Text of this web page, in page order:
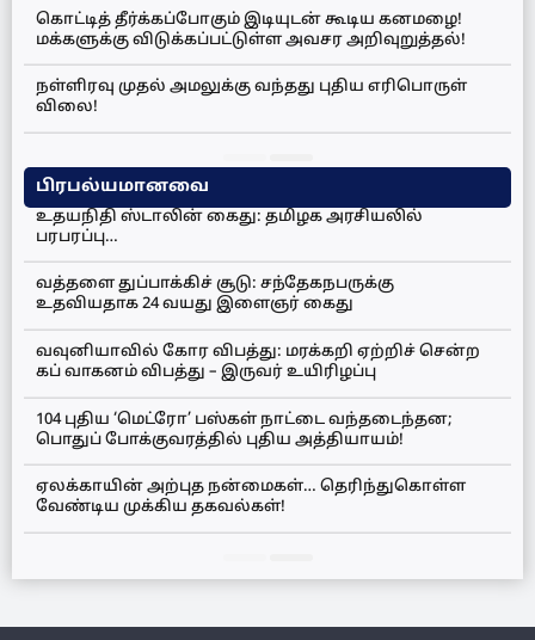
கொட்டித் தீர்க்கப்போகும் இடியுடன் கூடிய கனமழை!
மக்களுக்கு விடுக்கப்பட்டுள்ள அவசர அறிவுறுத்தல்!
நள்ளிரவு முதல் அமலுக்கு வந்தது புதிய எரிபொருள்
விலை!
பிரபல்யமானவை
உதயநிதி ஸ்டாலின் கைது: தமிழக அரசியலில்
பரபரப்பு…
வத்தளை துப்பாக்கிச் சூடு: சந்தேகநபருக்கு
உதவியதாக 24 வயது இளைஞர் கைது
வவுனியாவில் கோர விபத்து: மரக்கறி ஏற்றிச் சென்ற
கப் வாகனம் விபத்து – இருவர் உயிரிழப்பு
104 புதிய ‘மெட்ரோ’ பஸ்கள் நாட்டை வந்தடைந்தன;
பொதுப் போக்குவரத்தில் புதிய அத்தியாயம்!
ஏலக்காயின் அற்புத நன்மைகள்… தெரிந்துகொள்ள
வேண்டிய முக்கிய தகவல்கள்!